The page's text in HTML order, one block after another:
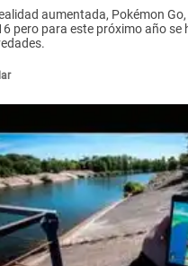
aumentada, Pokémon
pero para este próximo año se